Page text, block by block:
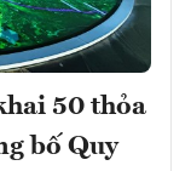
50 thỏa
bố Quy